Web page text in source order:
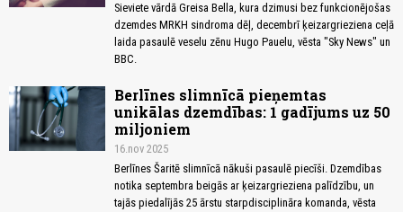
Sieviete vārdā Greisa Bella, kura dzimusi bez funkcionējošas
dzemdes MRKH sindroma dēļ, decembrī ķeizargrieziena ceļā
laida pasaulē veselu zēnu Hugo Pauelu, vēsta "Sky News" un
BBC.
Berlīnes slimnīcā pieņemtas
unikālas dzemdības: 1 gadījums uz 50
miljoniem
16.nov 2025
Berlīnes Šaritē slimnīcā nākuši pasaulē piecīši. Dzemdības
notika septembra beigās ar ķeizargrieziena palīdzību, un
tajās piedalījās 25 ārstu starpdisciplināra komanda, vēsta